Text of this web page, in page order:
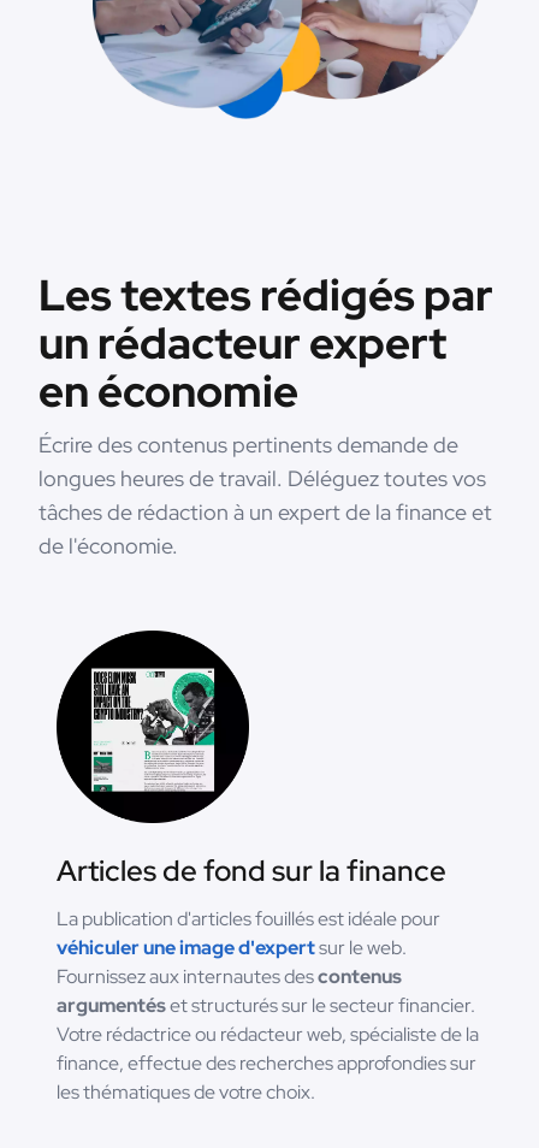
Les textes rédigés par
un rédacteur expert
en économie
Écrire des contenus pertinents demande de
longues heures de travail. Déléguez toutes vos
tâches de rédaction à un expert de la finance et
de l'économie.
Articles de fond sur la finance
La publication d'articles fouillés est idéale pour
véhiculer une image d'expertsur le web.
Fournissez aux internautes descontenus
argumentéset structurés sur le secteur financier.
Votre rédactrice ou rédacteur web, spécialiste de la
finance, effectue des recherches approfondies sur
les thématiques de votre choix.